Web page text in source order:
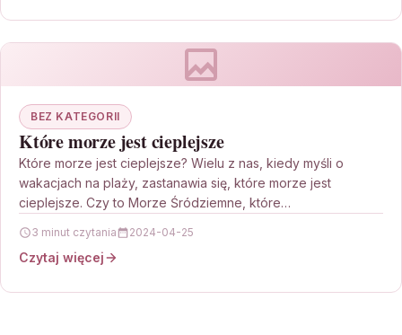
BEZ KATEGORII
Które morze jest cieplejsze
Które morze jest cieplejsze? Wielu z nas, kiedy myśli o
wakacjach na plaży, zastanawia się, które morze jest
cieplejsze. Czy to Morze Śródziemne, które…
3 minut czytania 2024-04-25
Czytaj więcej